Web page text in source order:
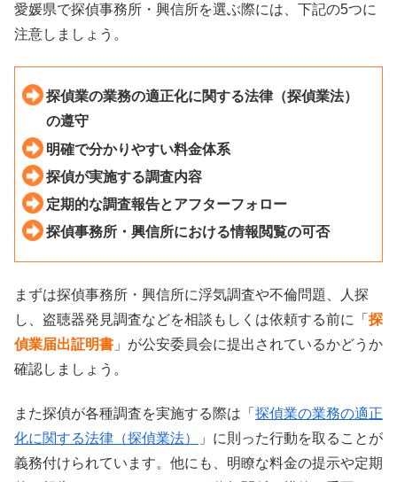
愛媛県で探偵事務所・興信所を選ぶ際には、下記の5つに
注意しましょう。
探偵業の業務の適正化に関する法律（探偵業法）
の遵守
明確で分かりやすい料金体系
探偵が実施する調査内容
定期的な調査報告とアフターフォロー
探偵事務所・興信所における情報閲覧の可否
まずは探偵事務所・興信所に浮気調査や不倫問題、人探
し、盗聴器発見調査などを相談もしくは依頼する前に「 探
偵業届出証明書 」が公安委員会に提出されているかどうか
確認しましょう。
また探偵が各種調査を実施する際は「 探偵業の業務の適正
化に関する法律（探偵業法）
」に則った行動を取ることが
義務付けられています。他にも、明瞭な料金の提示や定期